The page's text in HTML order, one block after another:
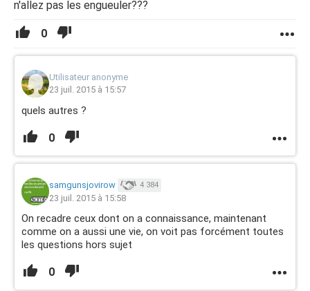
n'allez pas les engueuler???
0
Utilisateur anonyme
23 juil. 2015 à 15:57
quels autres ?
0
samgunsjovirow 4 384
23 juil. 2015 à 15:58
On recadre ceux dont on a connaissance, maintenant
comme on a aussi une vie, on voit pas forcément toutes
les questions hors sujet
0